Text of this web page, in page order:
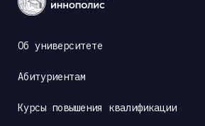
Об университете
Абитуриентам
Курсы повышения квалификации